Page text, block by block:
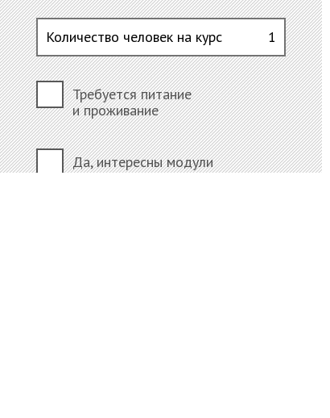
Количество человек на курс 1
Требуется питание
и проживание
Да, интересны модули